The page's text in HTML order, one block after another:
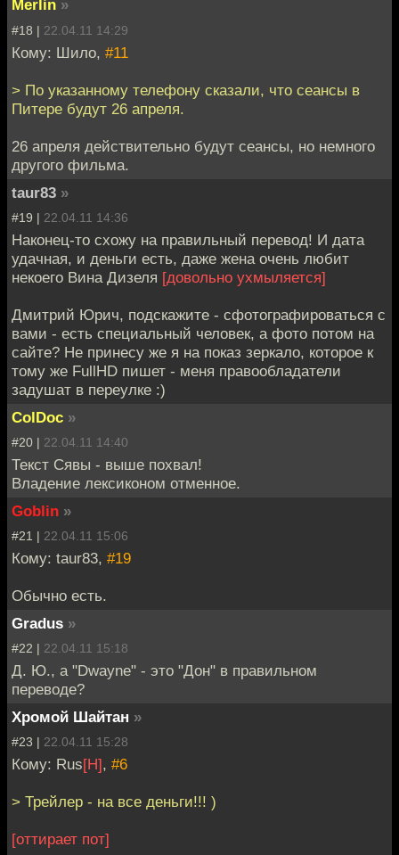
Merlin »
#18 | 22.04.11 14:29
Кому: Шило, #11
> По указанному телефону сказали, что сеансы в
Питере будут 26 апреля.
26 апреля действительно будут сеансы, но немного
другого фильма.
taur83 »
#19 | 22.04.11 14:36
Наконец-то схожу на правильный перевод! И дата
удачная, и деньги есть, даже жена очень любит
некоего Вина Дизеля [довольно ухмыляется]
Дмитрий Юрич, подскажите - сфотографироваться с
вами - есть специальный человек, а фото потом на
сайте? Не принесу же я на показ зеркало, которое к
тому же FullHD пишет - меня правообладатели
задушат в переулке :)
ColDoc »
#20 | 22.04.11 14:40
Текст Сявы - выше похвал!
Владение лексиконом отменное.
Goblin »
#21 | 22.04.11 15:06
Кому: taur83, #19
Обычно есть.
Gradus »
#22 | 22.04.11 15:18
Д. Ю., а "Dwayne" - это "Дон" в правильном
переводе?
Хромой Шайтан »
#23 | 22.04.11 15:28
Кому: Rus[H], #6
> Трейлер - на все деньги!!! )
[оттирает пот]